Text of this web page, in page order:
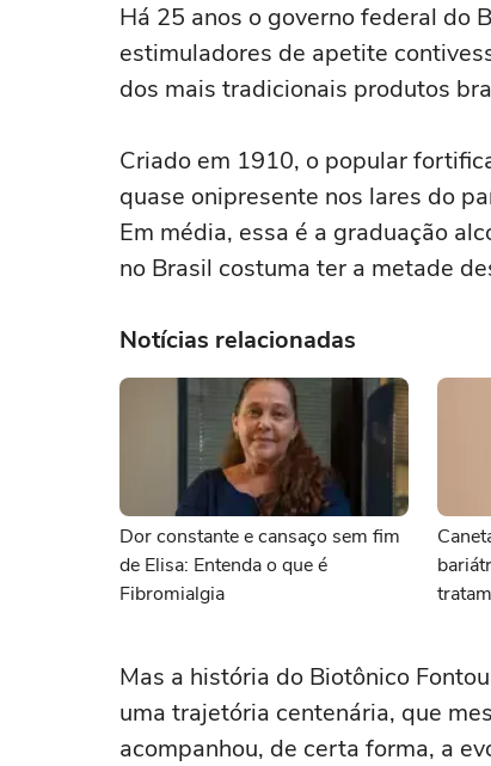
Há 25 anos o governo federal do
estimuladores de apetite
dos mais tradicionais produtos
Criado em 1910, o popular
quase onipresente nos lares do
Em média, essa é a graduação
no Brasil costuma ter a metade
Notícias relacionadas
Dor constante e cansaço sem fim
de Elisa: Entenda o que é
Fibromialgia
Mas a história do Biotônico
uma trajetória centenária, que
acompanhou, de certa forma, a